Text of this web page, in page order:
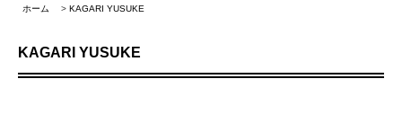
ホーム > KAGARI YUSUKE
KAGARI YUSUKE